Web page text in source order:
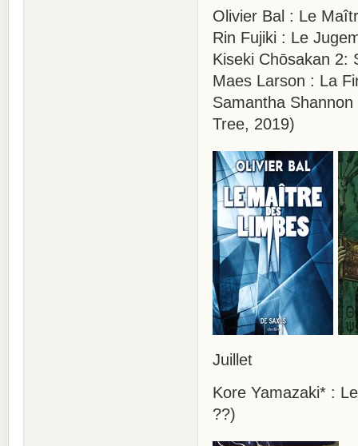
Olivier Bal : Le
Rin Fujiki : Le
Kiseki Chōsakan 2:
Maes Larson : La
Samantha
Tree, 2019)
Juillet
Kore Yamazaki* :
??)